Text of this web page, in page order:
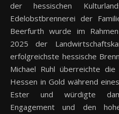
der hessischen
Edelobstbrennerei der
Beerfurth wurde im
2025 der
erfolgreichste hessische
Michael Ruhl überreichte
Hessen in Gold während
Ester und würdigte
Engagement und den